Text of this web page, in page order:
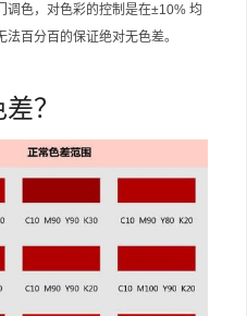
调色，对色彩的控制是在±10% 均
百分百的保证绝对无色差。
？